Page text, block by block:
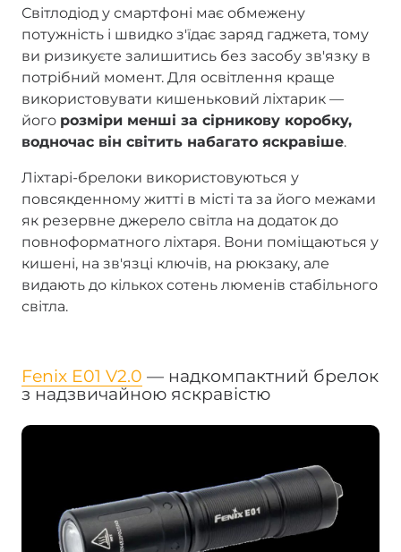
Світлодіод у смартфоні має обмежену
потужність і швидко з'їдає заряд гаджета, тому
ви ризикуєте залишитись без засобу зв'язку в
потрібний момент. Для освітлення краще
використовувати кишеньковий ліхтарик —
його розміри менші за сірникову коробку,
водночас він світить набагато яскравіше.
Ліхтарі-брелоки використовуються у
повсякденному житті в місті та за його межами
як резервне джерело світла на додаток до
повноформатного ліхтаря. Вони поміщаються у
кишені, на зв'язці ключів, на рюкзаку, але
видають до кількох сотень люменів стабільного
світла.
Fenix E01 V2.0 — надкомпактний брелок
з надзвичайною яскравістю